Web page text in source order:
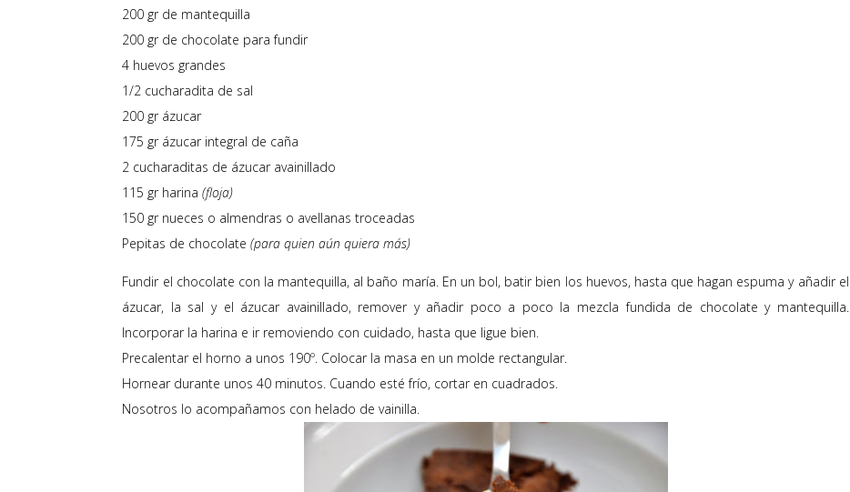
200 gr de mantequilla
200 gr de chocolate para fundir
4 huevos grandes
1/2 cucharadita de sal
200 gr ázucar
175 gr ázucar integral de caña
2 cucharaditas de ázucar avainillado
115 gr harina(floja)
150 gr nueces o almendras o avellanas troceadas
Pepitas de chocolate (para quien aún quiera más)
Fundir el chocolate con la mantequilla, al baño maría. En un bol, batir bien los huevos, hasta que hagan espuma y añadir el
ázucar, la sal y el ázucar avainillado, remover y añadir poco a poco la mezcla fundida de chocolate y mantequilla.
Incorporar la harina e ir removiendo con cuidado, hasta que ligue bien.
Precalentar el horno a unos 190º. Colocar la masa en un molde rectangular.
Hornear durante unos 40 minutos. Cuando esté frío, cortar en cuadrados.
Nosotros lo acompañamos con helado de vainilla.